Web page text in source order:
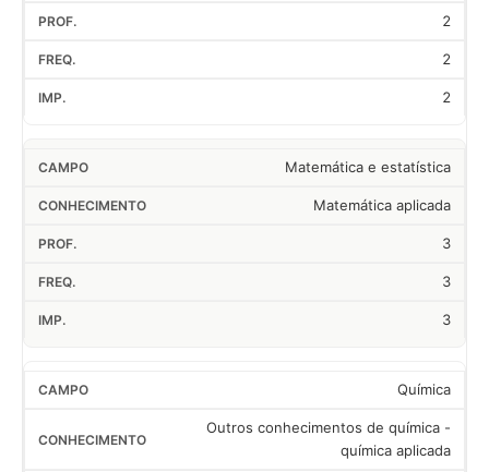
2
2
2
Matemática e estatística
Matemática aplicada
3
3
3
Química
Outros conhecimentos de química -
química aplicada